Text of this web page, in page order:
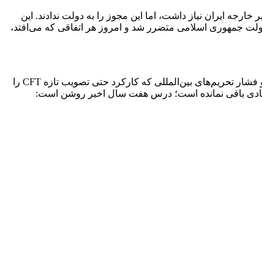
ایران نیاز داشت، اما این مجوز را به دولت ندادند. این
جمهوری اسلامی متضرر شد و امروز هر اتفاقی که می‌افتد،
با گذشت هفت سال از آغاز بحث لوایح FATF، ایران امروز با پیامد‌های تعلل گذشته مواجه است؛ اقتصادی زمین‌گیر، فرصت‌های از دست رفته و فشار تحریم‌های بین‌المللی که کارکرد حتی تصویب تازه CFT را
باقی نمانده است؛ درس هفت سال اخیر روشن است: